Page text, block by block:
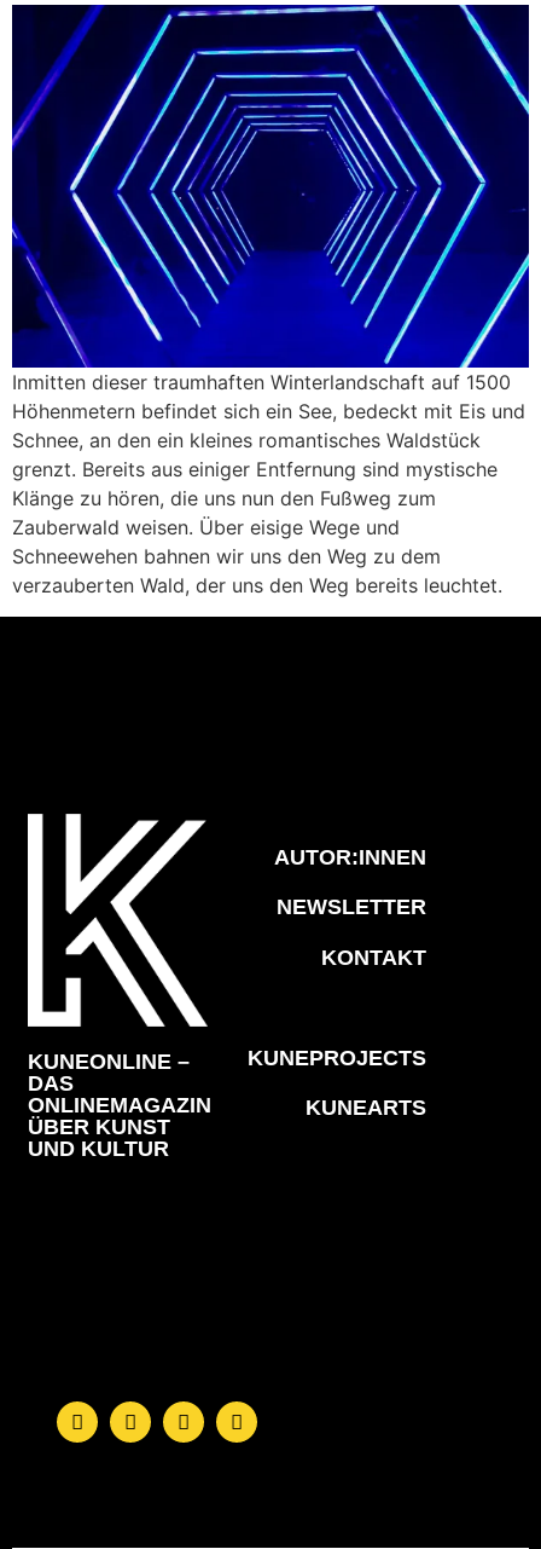
Inmitten dieser traumhaften Winterlandschaft auf 1500
Höhenmetern befindet sich ein See, bedeckt mit Eis und
Schnee, an den ein kleines romantisches Waldstück
grenzt. Bereits aus einiger Entfernung sind mystische
Klänge zu hören, die uns nun den Fußweg zum
Zauberwald weisen. Über eisige Wege und
Schneewehen bahnen wir uns den Weg zu dem
verzauberten Wald, der uns den Weg bereits leuchtet.
KUNEONLINE –
DAS
ONLINEMAGAZIN
ÜBER KUNST
UND KULTUR
AUTOR:INNEN
NEWSLETTER
KONTAKT
KUNEPROJECTS
KUNEARTS